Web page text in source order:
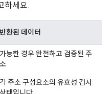
하세요.
반환된 데이터
가능한 경우 완전하고 검증된 주
소
각 주소 구성요소의 유효성 검사